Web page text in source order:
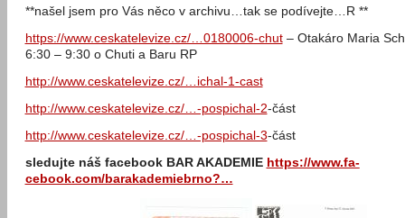
**našel jsem pro Vás něco v archivu…tak se podívejte…R **
https://www.ces­katelevize.cz/…0180006-chut– Otakáro Maria
6:30 – 9:30 o Chuti a Baru RP
http://www.ces­katelevize.cz/…ichal-1-cast
http://www.ces­katelevize.cz/…-pospichal-2-část
http://www.ces­katelevize.cz/…-pospichal-3-část
sledujte náš facebook BAR AKADEMIE https://www.fa­
cebook.com/ba­rakademiebrno­?…